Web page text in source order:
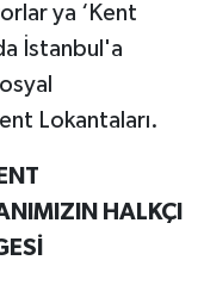
ya ‘Kent
İstanbul'a
Lokantaları.
HALKÇI